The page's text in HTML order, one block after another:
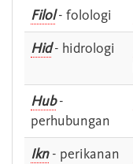
Filol- folologi
Hid- hidrologi
Hub-
perhubungan
Ikn- perikanan